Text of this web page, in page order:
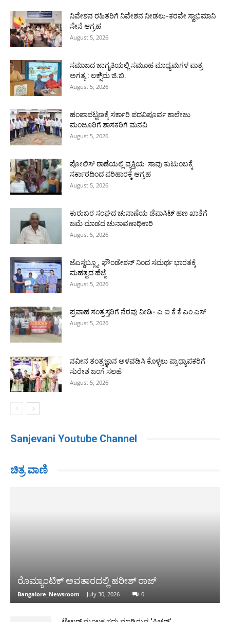
ನಿವೇಶನ ರಹಿತರಿಗೆ ನಿವೇಶನ ನೀಡಲು-ಕರವೇ ಸ್ವಾಭಿಮಾನಿ
ಸೇನೆ ಆಗ್ರಹ
August 5, 2026
ಸಮಾಜದ ಜಾಗೃತಿಯಲ್ಲಿ ಸಮೂಹ ಮಾಧ್ಯಮಗಳ ಪಾತ್ರ
ಅಗತ್ಯ : ಲಕ್ಷಿ್ಮ ಜಿ.ಬಿ.
August 5, 2026
ಹಂಪಾಪಟ್ಟಣಕ್ಕೆ ಸರ್ಕಾರಿ ಪದವಿಪೂರ್ವ ಕಾಲೇಜು
ಮಂಜೂರಿಗೆ ಶಾಸಕರಿಗೆ ಮನವಿ
August 5, 2026
ಪೋಲಿಸ್ ಠಾಣೆಯಲ್ಲಿ ವ್ಯಕ್ತಿಯ ಸಾವು ಕುಟುಂಬಕ್ಕೆ
ಸರ್ಕಾರದಿಂದ ಪರಿಹಾರಕ್ಕೆ ಆಗ್ರಹ
August 5, 2026
ಕುರುಬರ ಸಂಘದ ಚುನಾಣೆಯ ಡೆಪಾಸಿಟ್ ಹಣ ಖಾತೆಗೆ
ಜಮೆ ಮಾಡದ ಚುನಾವಣಾಧಿಕಾರಿ
August 5, 2026
ಜೆಎಸ್ಡಬ್ಲ್ಯೂ ಫೌಂಡೇಶನ್ ನಿಂದ ಸಮರ್ಥ ಭಾರತಕ್ಕೆ
ಮಹತ್ವದ ಹೆಜ್ಜೆ
August 5, 2026
ಪ್ರವಾಹ ಸಂತ್ರಸ್ತರಿಗೆ ನೆರವು ನೀಡಿ- ಎ ಐ ಕೆ ಕೆ ಎಂ ಎಸ್
August 5, 2026
ನವೀನ ತಂತ್ರಜ್ಞಾನ ಅಳವಡಿಸಿ ಕೊಳ್ಳಲು ಪ್ರಾಧ್ಯಾಪಕರಿಗೆ
ಸುರೇಶ ಜಂಗೆ ಸಲಹೆ
August 5, 2026
Sanjevani Youtube Channel
ಚಿತ್ರ ವಾಣಿ
ರೊಮ್ಯಾಂಟಿಕ್ ಅವತಾರದಲ್ಲಿ ಹರೀಶ್ ರಾಜ್
Bangalore_Newsroom - July 30, 2026 0